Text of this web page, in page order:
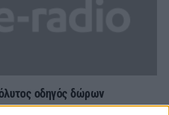
οδηγός δώρων
σου, τη μαμά σου, τους συναδέλφους